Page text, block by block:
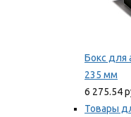
Бокс для
235 мм
6 275.54
Товары